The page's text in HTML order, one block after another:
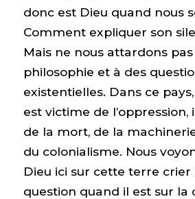
donc est Dieu quand nous
Comment expliquer son
Mais ne nous attardons pas
philosophie et à des
existentielles. Dans ce
est victime de l’oppression,
de la mort, de la
du colonialisme. Nous
Dieu ici sur cette terre
question quand il est sur la